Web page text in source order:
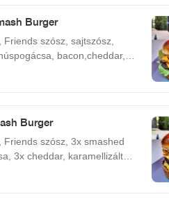
Burger
Friends szósz, sajtszósz,
bacon,cheddar,
Burger
Friends szósz, 3x smashed
3x cheddar, karamellizált